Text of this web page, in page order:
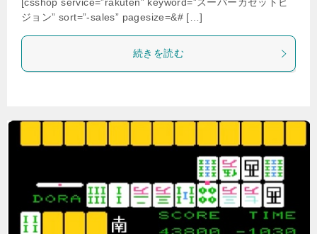
ジョン” sort=”-sales” pagesize=&# […]
続きを読む